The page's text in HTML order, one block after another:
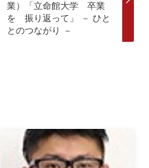
業）「立命館大学 卒業
を 振り返って」 － ひと
とのつながり －